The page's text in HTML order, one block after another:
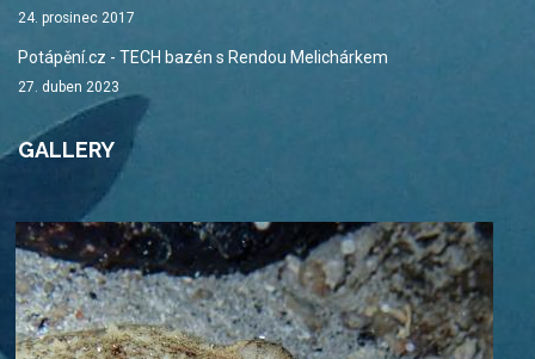
24. prosinec 2017
Potápění.cz - TECH bazén s Rendou Melichárkem
27. duben 2023
GALLERY